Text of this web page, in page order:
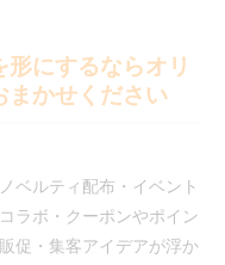
にするならオリ
まかせください
ベルティ配布・イベント
ラボ・クーポンやポイン
促・集客アイデアが浮か